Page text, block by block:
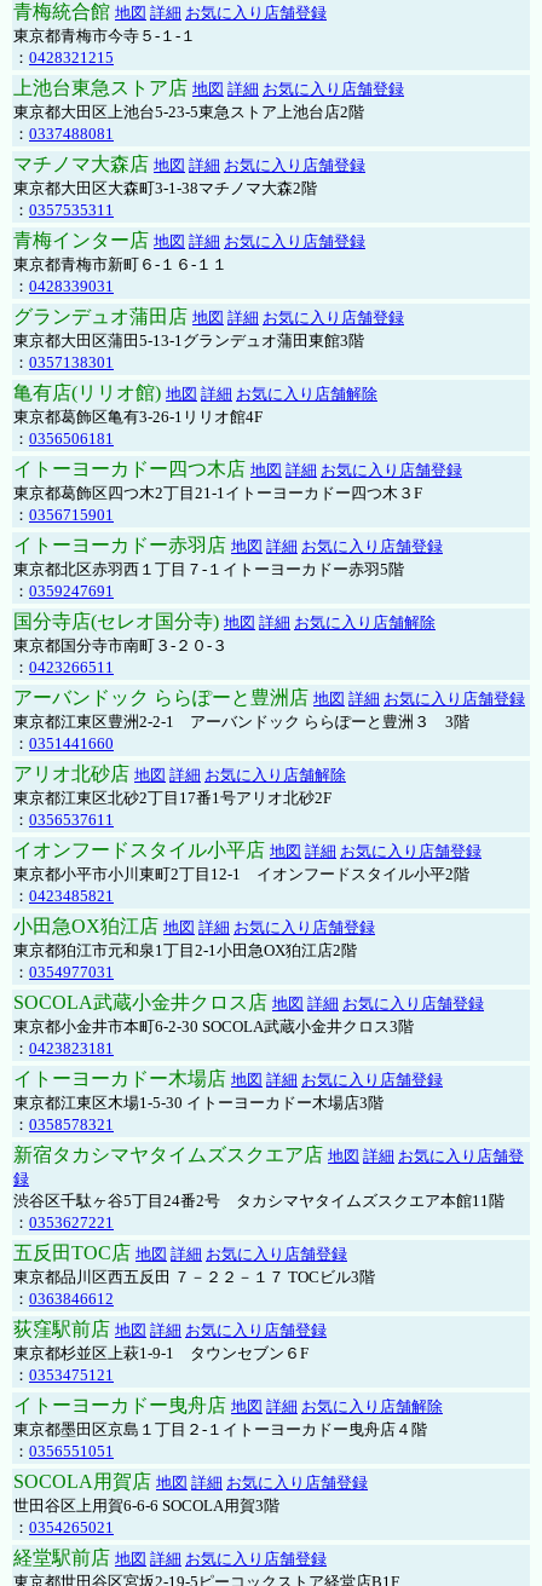
青梅統合館 地図 詳細 お気に入り店舗登録
東京都青梅市今寺５-１-１
： 0428321215
上池台東急ストア店 地図 詳細 お気に入り店舗登録
東京都大田区上池台5-23-5東急ストア上池台店2階
： 0337488081
マチノマ大森店 地図 詳細 お気に入り店舗登録
東京都大田区大森町3-1-38マチノマ大森2階
： 0357535311
青梅インター店 地図 詳細 お気に入り店舗登録
東京都青梅市新町６-１６-１１
： 0428339031
グランデュオ蒲田店 地図 詳細 お気に入り店舗登録
東京都大田区蒲田5-13-1グランデュオ蒲田東館3階
： 0357138301
亀有店(リリオ館) 地図 詳細 お気に入り店舗解除
東京都葛飾区亀有3-26-1リリオ館4F
： 0356506181
イトーヨーカドー四つ木店 地図 詳細 お気に入り店舗登録
東京都葛飾区四つ木2丁目21-1イトーヨーカドー四つ木３F
： 0356715901
イトーヨーカドー赤羽店 地図 詳細 お気に入り店舗登録
東京都北区赤羽西１丁目７-１イトーヨーカドー赤羽5階
： 0359247691
国分寺店(セレオ国分寺) 地図 詳細 お気に入り店舗解除
東京都国分寺市南町３-２０-３
： 0423266511
アーバンドック ららぽーと豊洲店 地図 詳細 お気に入り店舗登録
東京都江東区豊洲2-2-1 アーバンドック ららぽーと豊洲３ 3階
： 0351441660
アリオ北砂店 地図 詳細 お気に入り店舗解除
東京都江東区北砂2丁目17番1号アリオ北砂2F
： 0356537611
イオンフードスタイル小平店 地図 詳細 お気に入り店舗登録
東京都小平市小川東町2丁目12-1 イオンフードスタイル小平2階
： 0423485821
小田急OX狛江店 地図 詳細 お気に入り店舗登録
東京都狛江市元和泉1丁目2-1小田急OX狛江店2階
： 0354977031
SOCOLA武蔵小金井クロス店 地図 詳細 お気に入り店舗登録
東京都小金井市本町6-2-30 SOCOLA武蔵小金井クロス3階
： 0423823181
イトーヨーカドー木場店 地図 詳細 お気に入り店舗登録
東京都江東区木場1-5-30 イトーヨーカドー木場店3階
： 0358578321
新宿タカシマヤタイムズスクエア店 地図 詳細 お気に入り店舗登
録
渋谷区千駄ヶ谷5丁目24番2号 タカシマヤタイムズスクエア本館11階
： 0353627221
五反田TOC店 地図 詳細 お気に入り店舗登録
東京都品川区西五反田 ７－２２－１７ TOCビル3階
： 0363846612
荻窪駅前店 地図 詳細 お気に入り店舗登録
東京都杉並区上萩1-9-1 タウンセブン６F
： 0353475121
イトーヨーカドー曳舟店 地図 詳細 お気に入り店舗解除
東京都墨田区京島１丁目２-１イトーヨーカドー曳舟店４階
： 0356551051
SOCOLA用賀店 地図 詳細 お気に入り店舗登録
世田谷区上用賀6-6-6 SOCOLA用賀3階
： 0354265021
経堂駅前店 地図 詳細 お気に入り店舗登録
東京都世田谷区宮坂2-19-5ピーコックストア経堂店B1F